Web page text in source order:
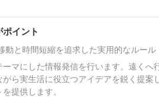
節
の1日
イント
動と時間短縮を追求した実用的なルール
マにした情報発信を行います。遠く
ら実生活に役立つアイデアを鋭く提
提供します。